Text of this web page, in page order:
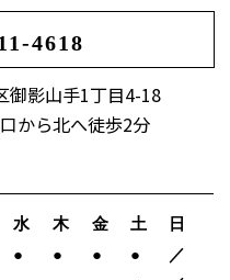
4618
御影山手1丁目4-18
から北へ徒歩2分
水 木 金 土 日
● ● ● ● ／